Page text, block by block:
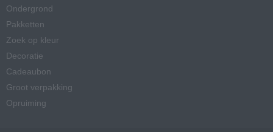
Ondergrond
Pakketten
Zoek op kleur
Decoratie
Cadeaubon
Groot verpakking
Opruiming